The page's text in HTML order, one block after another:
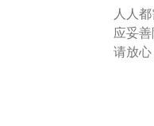
人人
应妥
请放心